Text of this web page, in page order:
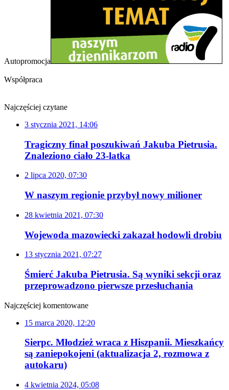
Autopromocja
Współpraca
Najczęściej czytane
3 stycznia 2021, 14:06
Tragiczny finał poszukiwań Jakuba Pietrusia.
Znaleziono ciało 23-latka
2 lipca 2020, 07:30
W naszym regionie przybył nowy milioner
28 kwietnia 2021, 07:30
Wojewoda mazowiecki zakazał hodowli drobiu
13 stycznia 2021, 07:27
Śmierć Jakuba Pietrusia. Są wyniki sekcji oraz
przeprowadzono pierwsze przesłuchania
Najczęściej komentowane
15 marca 2020, 12:20
Sierpc. Młodzież wraca z Hiszpanii. Mieszkańcy
są zaniepokojeni (aktualizacja 2, rozmowa z
autokaru)
4 kwietnia 2024, 05:08